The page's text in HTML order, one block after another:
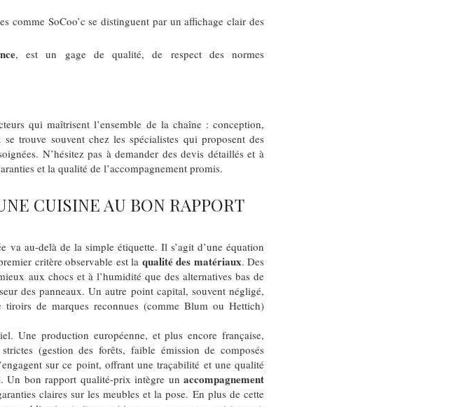
comme SoCoo’c se distinguent par un affichage clair des
, est un gage de qualité, de respect des normes
qui maîtrisent l’ensemble de la chaîne : conception,
trouve souvent chez les spécialistes qui proposent des
N’hésitez pas à demander des devis détaillés et à
et la qualité de l’accompagnement promis.
CUISINE AU BON RAPPORT
au-delà de la simple étiquette. Il s’agit d’une équation
critère observable est la qualité des matériaux. Des
aux chocs et à l’humidité que des alternatives bas de
des panneaux. Un autre point capital, souvent négligé,
de marques reconnues (comme Blum ou Hettich)
Une production européenne, et plus encore française,
(gestion des forêts, faible émission de composés
sur ce point, offrant une traçabilité et une qualité
Un bon rapport qualité-prix intègre un accompagnement
claires sur les meubles et la pose. En plus de cette